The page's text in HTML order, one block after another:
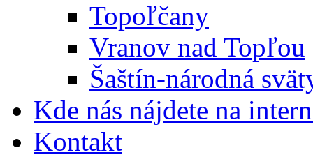
Topoľčany
Vranov nad Topľou
Šaštín-národná
Kde nás nájdete na
Kontakt